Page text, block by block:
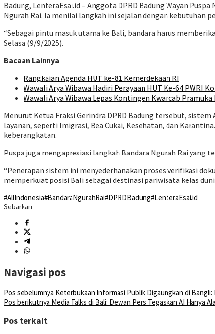
Badung, LenteraEsai.id – Anggota DPRD Badung Wayan
Ngurah Rai. Ia menilai langkah ini sejalan dengan kebutuhan
“Sebagai pintu masuk utama ke Bali, bandara harus
Selasa (9/9/2025).
Bacaan Lainnya
Rangkaian Agenda HUT ke-81 Kemerdekaan RI
Wawali Arya Wibawa Hadiri Perayaan HUT Ke-64 PWRI
Wawali Arya Wibawa Lepas Kontingen Kwarcab
Menurut Ketua Fraksi Gerindra DPRD Badung tersebut,
layanan, seperti Imigrasi, Bea Cukai, Kesehatan, dan
keberangkatan.
Puspa juga mengapresiasi langkah Bandara Ngurah Rai yang
“Penerapan sistem ini menyederhanakan proses verifikasi
memperkuat posisi Bali sebagai destinasi pariwisata kelas
#AllIndonesia#BandaraNgurahRai#DPRDBadung#LenteraEsai.id
Sebarkan
Navigasi pos
Pos sebelumnya Keterbukaan Informasi Publik Digaungkan di
Pos berikutnya Media Talks di Bali: Dewan Pers Tegaskan AI Hanya
Pos terkait